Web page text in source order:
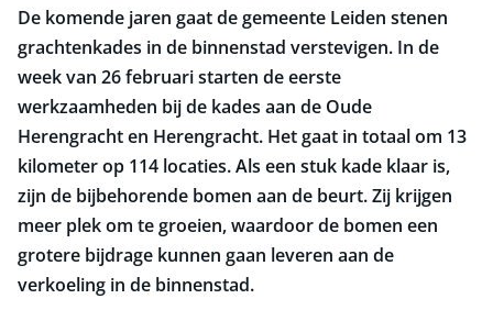
De komende jaren gaat de gemeente Leiden stenen
grachtenkades in de binnenstad verstevigen. In de
week van 26 februari starten de eerste
werkzaamheden bij de kades aan de Oude
Herengracht en Herengracht. Het gaat in totaal om 13
kilometer op 114 locaties. Als een stuk kade klaar is,
zijn de bijbehorende bomen aan de beurt. Zij krijgen
meer plek om te groeien, waardoor de bomen een
grotere bijdrage kunnen gaan leveren aan de
verkoeling in de binnenstad.